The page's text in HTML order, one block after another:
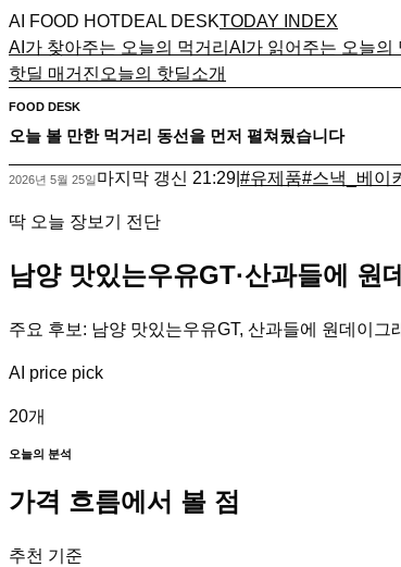
AI FOOD HOTDEAL DESKTODAY INDEX
AI가 찾아주는 오늘의 먹거리 AI가 읽어주는 오늘의
핫딜 매거진 오늘의 핫딜소개
FOOD DESK
오늘 볼 만한 먹거리 동선을 먼저 펼쳐뒀습니다
2026년 5월 25일마지막 갱신 21:29 #유제품#스낵_베이
딱 오늘 장보기 전단
남양 맛있는우유GT·산과들에 원
주요 후보: 남양 맛있는우유GT, 산과들에 원데이
AI price pick
20개
오늘의 분석
가격 흐름에서 볼 점
추천 기준